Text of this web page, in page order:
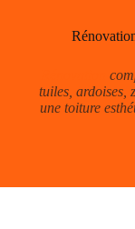
tuiles, ardoises,
une toiture